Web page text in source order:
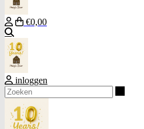
€0,00
inloggen